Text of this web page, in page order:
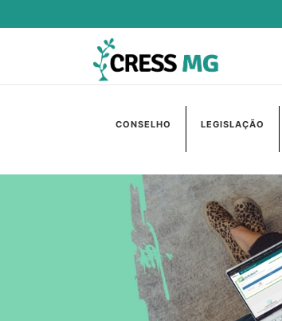
CONSELHO LEGISLAÇÃO